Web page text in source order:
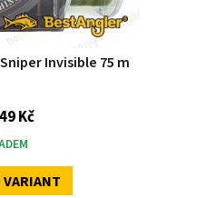
Invisible 75 m
Kč
VARIANT